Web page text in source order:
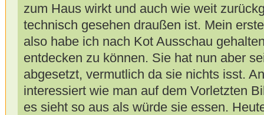
zum Haus wirkt und auch wie weit
technisch gesehen draußen ist. Mein
also habe ich nach Kot Ausschau
entdecken zu können. Sie hat nun aber
abgesetzt, vermutlich da sie nichts isst.
interessiert wie man auf dem Vorletzten
es sieht so aus als würde sie essen.